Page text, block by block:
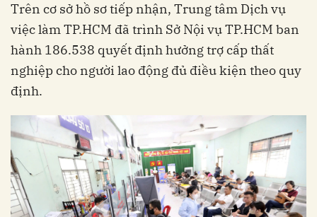
Trên cơ sở hồ sơ tiếp nhận, Trung tâm Dịch vụ
việc làm TP.HCM đã trình Sở Nội vụ TP.HCM ban
hành 186.538 quyết định hưởng trợ cấp thất
nghiệp cho người lao động đủ điều kiện theo quy
định.